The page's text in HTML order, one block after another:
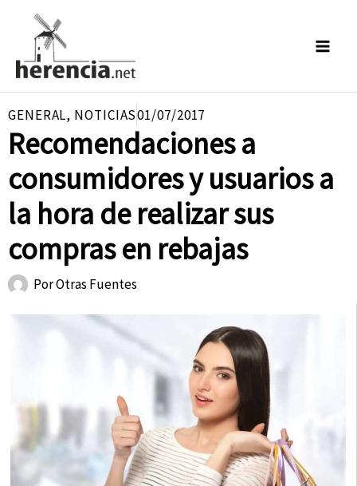
contenido
GENERAL, NOTICIAS01/07/2017
Recomendaciones a
consumidores y usuarios a
la hora de realizar sus
compras en rebajas
PorOtras Fuentes